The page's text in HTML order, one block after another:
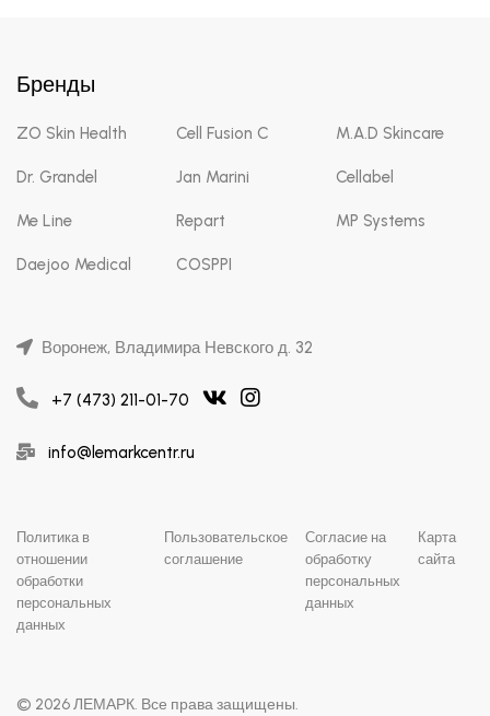
Бренды
ZO Skin Health Cell Fusion C M.A.D Skincare
Dr. Grandel Jan Marini Cellabel
Me Line Repart MP Systems
Daejoo Medical COSPPI
Воронеж, Владимира Невского д. 32
+7 (473) 211-01-70
info@lemarkcentr.ru
© 2026 ЛЕМАРК. Все права защищены.
Политика в
отношении
обработки
персональных
данных
Пользовательское
соглашение
Согласие на
обработку
персональных
данных
Карта
сайта